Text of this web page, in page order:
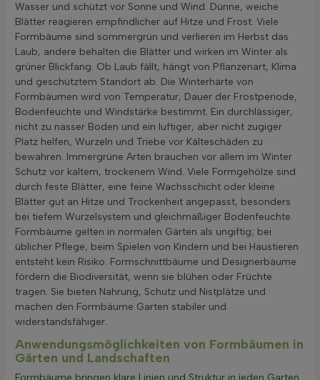
Wasser und schützt vor Sonne und Wind. Dünne, weiche
Blätter reagieren empfindlicher auf Hitze und Frost. Viele
Formbäume sind sommergrün und verlieren im Herbst das
Laub, andere behalten die Blätter und wirken im Winter als
grüner Blickfang. Ob Laub fällt, hängt von Pflanzenart, Klima
und geschütztem Standort ab. Die Winterhärte von
Formbäumen wird von Temperatur, Dauer der Frostperiode,
Bodenfeuchte und Windstärke bestimmt. Ein durchlässiger,
nicht zu nasser Boden und ein luftiger, aber nicht zugiger
Platz helfen, Wurzeln und Triebe vor Kälteschäden zu
bewahren. Immergrüne Arten brauchen vor allem im Winter
Schutz vor kaltem, trockenem Wind. Viele Formgehölze sind
durch feste Blätter, eine feine Wachsschicht oder kleine
Blätter gut an Hitze und Trockenheit angepasst, besonders
bei tiefem Wurzelsystem und gleichmäßiger Bodenfeuchte.
Formbäume gelten in normalen Gärten als ungiftig; bei
üblicher Pflege, beim Spielen von Kindern und bei Haustieren
entsteht kein Risiko. Formschnittbäume und Designerbäume
fördern die Biodiversität, wenn sie blühen oder Früchte
tragen. Sie bieten Nahrung, Schutz und Nistplätze und
machen den Formbäume Garten stabiler und
widerstandsfähiger.
Anwendungsmöglichkeiten von Formbäumen in
Gärten und Landschaften
Formbäume bringen klare Linien und Struktur in jeden Garten.